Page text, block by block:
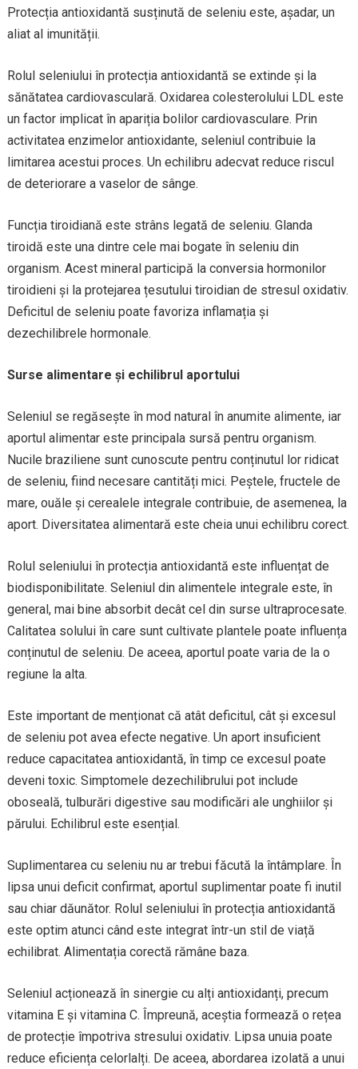
Protecția antioxidantă susținută de seleniu este, așadar, un
aliat al imunității.
Rolul seleniului în protecția antioxidantă se extinde și la
sănătatea cardiovasculară. Oxidarea colesterolului LDL este
un factor implicat în apariția bolilor cardiovasculare. Prin
activitatea enzimelor antioxidante, seleniul contribuie la
limitarea acestui proces. Un echilibru adecvat reduce riscul
de deteriorare a vaselor de sânge.
Funcția tiroidiană este strâns legată de seleniu. Glanda
tiroidă este una dintre cele mai bogate în seleniu din
organism. Acest mineral participă la conversia hormonilor
tiroidieni și la protejarea țesutului tiroidian de stresul oxidativ.
Deficitul de seleniu poate favoriza inflamația și
dezechilibrele hormonale.
Surse alimentare și echilibrul aportului
Seleniul se regăsește în mod natural în anumite alimente, iar
aportul alimentar este principala sursă pentru organism.
Nucile braziliene sunt cunoscute pentru conținutul lor ridicat
de seleniu, fiind necesare cantități mici. Peștele, fructele de
mare, ouăle și cerealele integrale contribuie, de asemenea, la
aport. Diversitatea alimentară este cheia unui echilibru corect.
Rolul seleniului în protecția antioxidantă este influențat de
biodisponibilitate. Seleniul din alimentele integrale este, în
general, mai bine absorbit decât cel din surse ultraprocesate.
Calitatea solului în care sunt cultivate plantele poate influența
conținutul de seleniu. De aceea, aportul poate varia de la o
regiune la alta.
Este important de menționat că atât deficitul, cât și excesul
de seleniu pot avea efecte negative. Un aport insuficient
reduce capacitatea antioxidantă, în timp ce excesul poate
deveni toxic. Simptomele dezechilibrului pot include
oboseală, tulburări digestive sau modificări ale unghiilor și
părului. Echilibrul este esențial.
Suplimentarea cu seleniu nu ar trebui făcută la întâmplare. În
lipsa unui deficit confirmat, aportul suplimentar poate fi inutil
sau chiar dăunător. Rolul seleniului în protecția antioxidantă
este optim atunci când este integrat într-un stil de viață
echilibrat. Alimentația corectă rămâne baza.
Seleniul acționează în sinergie cu alți antioxidanți, precum
vitamina E și vitamina C. Împreună, aceștia formează o rețea
de protecție împotriva stresului oxidativ. Lipsa unuia poate
reduce eficiența celorlalți. De aceea, abordarea izolată a unui